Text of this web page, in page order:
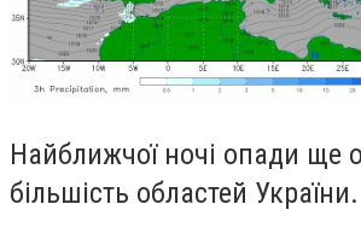
Найближчої ночі опади ще
більшість областей України.